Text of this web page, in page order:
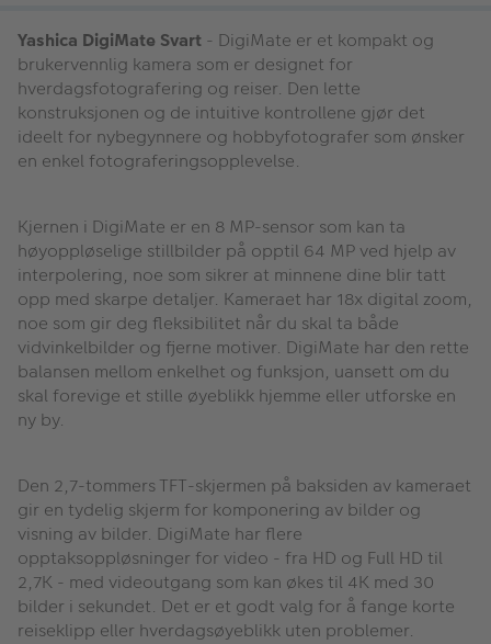
Yashica DigiMate Svart - DigiMate er et kompakt og
brukervennlig kamera som er designet for
hverdagsfotografering og reiser. Den lette
konstruksjonen og de intuitive kontrollene gjør det
ideelt for nybegynnere og hobbyfotografer som ønsker
en enkel fotograferingsopplevelse.
Kjernen i DigiMate er en 8 MP-sensor som kan ta
høyoppløselige stillbilder på opptil 64 MP ved hjelp av
interpolering, noe som sikrer at minnene dine blir tatt
opp med skarpe detaljer. Kameraet har 18x digital zoom,
noe som gir deg fleksibilitet når du skal ta både
vidvinkelbilder og fjerne motiver. DigiMate har den rette
balansen mellom enkelhet og funksjon, uansett om du
skal forevige et stille øyeblikk hjemme eller utforske en
ny by.
Den 2,7-tommers TFT-skjermen på baksiden av kameraet
gir en tydelig skjerm for komponering av bilder og
visning av bilder. DigiMate har flere
opptaksoppløsninger for video - fra HD og Full HD til
2,7K - med videoutgang som kan økes til 4K med 30
bilder i sekundet. Det er et godt valg for å fange korte
reiseklipp eller hverdagsøyeblikk uten problemer.